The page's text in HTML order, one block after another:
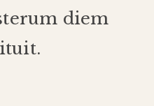
diem
.